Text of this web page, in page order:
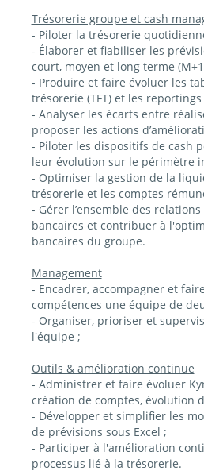
Trésorerie groupe et cash
- Piloter la trésorerie
- Élaborer et fiabiliser les
court, moyen et long terme
- Produire et faire évoluer les
trésorerie (TFT) et les reportings
- Analyser les écarts entre
proposer les actions
- Piloter les dispositifs de cash
leur évolution sur le périmètre
- Optimiser la gestion de la
trésorerie et les comptes
- Gérer l’ensemble des
bancaires et contribuer à
bancaires du groupe.
Management
- Encadrer, accompagner et
compétences une équipe de
- Organiser, prioriser et
l'équipe ;
Outils & amélioration continue
- Administrer et faire évoluer
création de comptes, évolution
- Développer et simplifier les
de prévisions sous Excel ;
- Participer à l'amélioration
processus lié à la trésorerie.